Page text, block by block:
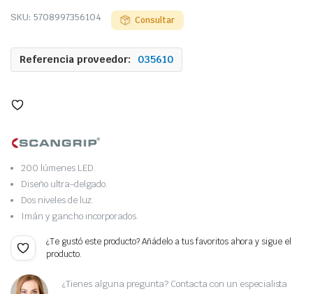
SKU: 5708997356104 Consultar
Referencia proveedor: 035610
200 lúmenes LED.
Diseño ultra-delgado.
Dos niveles de luz.
Imán y gancho incorporados.
¿Te gustó este producto? Añádelo a tus favoritos ahora y sigue el
producto.
¿Tienes alguna pregunta? Contacta con un especialista